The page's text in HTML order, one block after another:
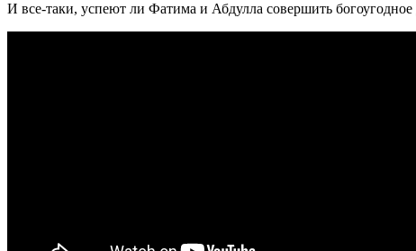
И все-таки, успеют ли Фатима и Абдулла совершить